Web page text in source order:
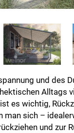
und des
Alltags
es wichtig,
man sich –
und zur